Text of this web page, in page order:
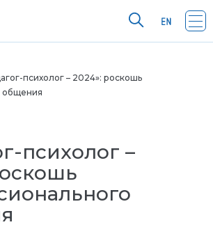
психолог – 2024»: роскошь
общения
психолог –